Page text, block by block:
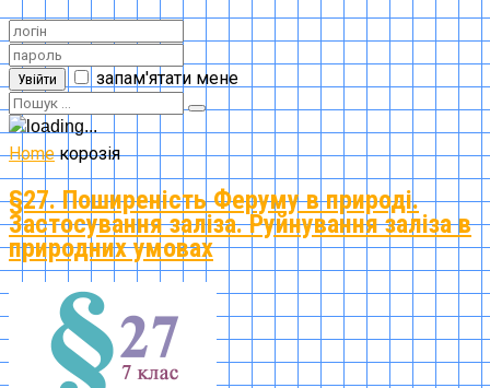
Увійти запам'ятати мене
Home корозія
§27. Поширеність Феруму в природі.
Застосування заліза. Руйнування заліза в
природних умовах